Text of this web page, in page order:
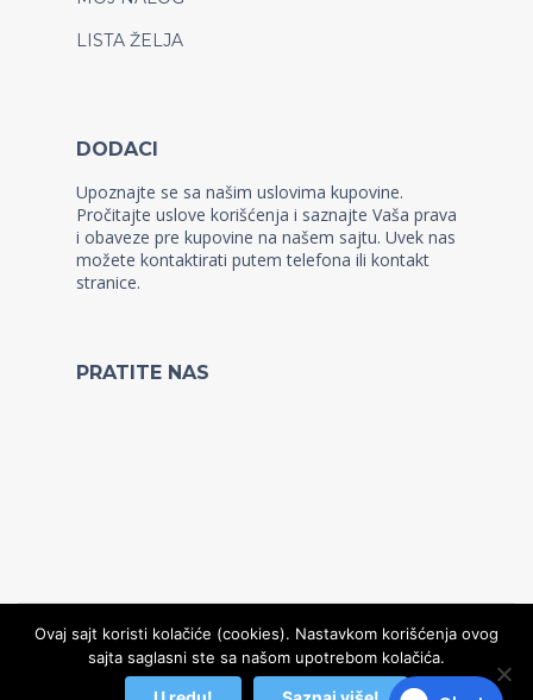
LISTA ŽELJA
DODACI
Upoznajte se sa našim uslovima kupovine.
Pročitajte uslove korišćenja i saznajte Vaša prava
i obaveze pre kupovine na našem sajtu. Uvek nas
možete kontaktirati putem telefona ili kontakt
stranice.
PRATITE NAS
© Copyright 2022, Kidz WordPress Theme
Ovaj sajt koristi kolačiće (cookies). Nastavkom korišćenja ovog
sajta saglasni ste sa našom upotrebom kolačića.